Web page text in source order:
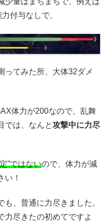
付与なしで、
ってみた所、大体32ダメ
体力が200なので、乱舞
では、なんと攻撃中に力尽
”ではないので、体力が減
い！
、普通に力尽きました。
力尽きたの初めてですよ